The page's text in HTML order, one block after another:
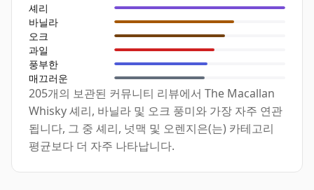
셰리
바닐라
오크
과일
풍부한
매끄러운
205개의 보관된 커뮤니티 리뷰에서 The Macallan
Whisky 셰리, 바닐라 및 오크 풍미와 가장 자주 연관
됩니다, 그 중 셰리, 넛맥 및 오렌지은(는) 카테고리
평균보다 더 자주 나타납니다.